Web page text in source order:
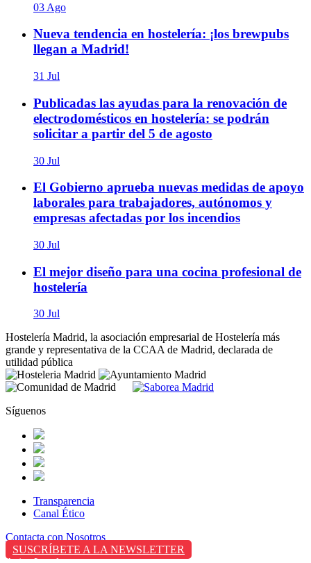
03 Ago
Nueva tendencia en hostelería: ¡los brewpubs
llegan a Madrid!
31 Jul
Publicadas las ayudas para la renovación de
electrodomésticos en hostelería: se podrán
solicitar a partir del 5 de agosto
30 Jul
El Gobierno aprueba nuevas medidas de apoyo
laborales para trabajadores, autónomos y
empresas afectadas por los incendios
30 Jul
El mejor diseño para una cocina profesional de
hostelería
30 Jul
Hostelería Madrid, la asociación empresarial de Hostelería más
grande y representativa de la CCAA de Madrid, declarada de
utilidad pública
Síguenos
Transparencia
Canal Ético
Contacta con Nosotros
SUSCRÍBETE A LA NEWSLETTER